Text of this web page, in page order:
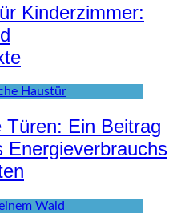
Kinderzimmer:
Türen: Ein Beitrag
Energieverbrauchs